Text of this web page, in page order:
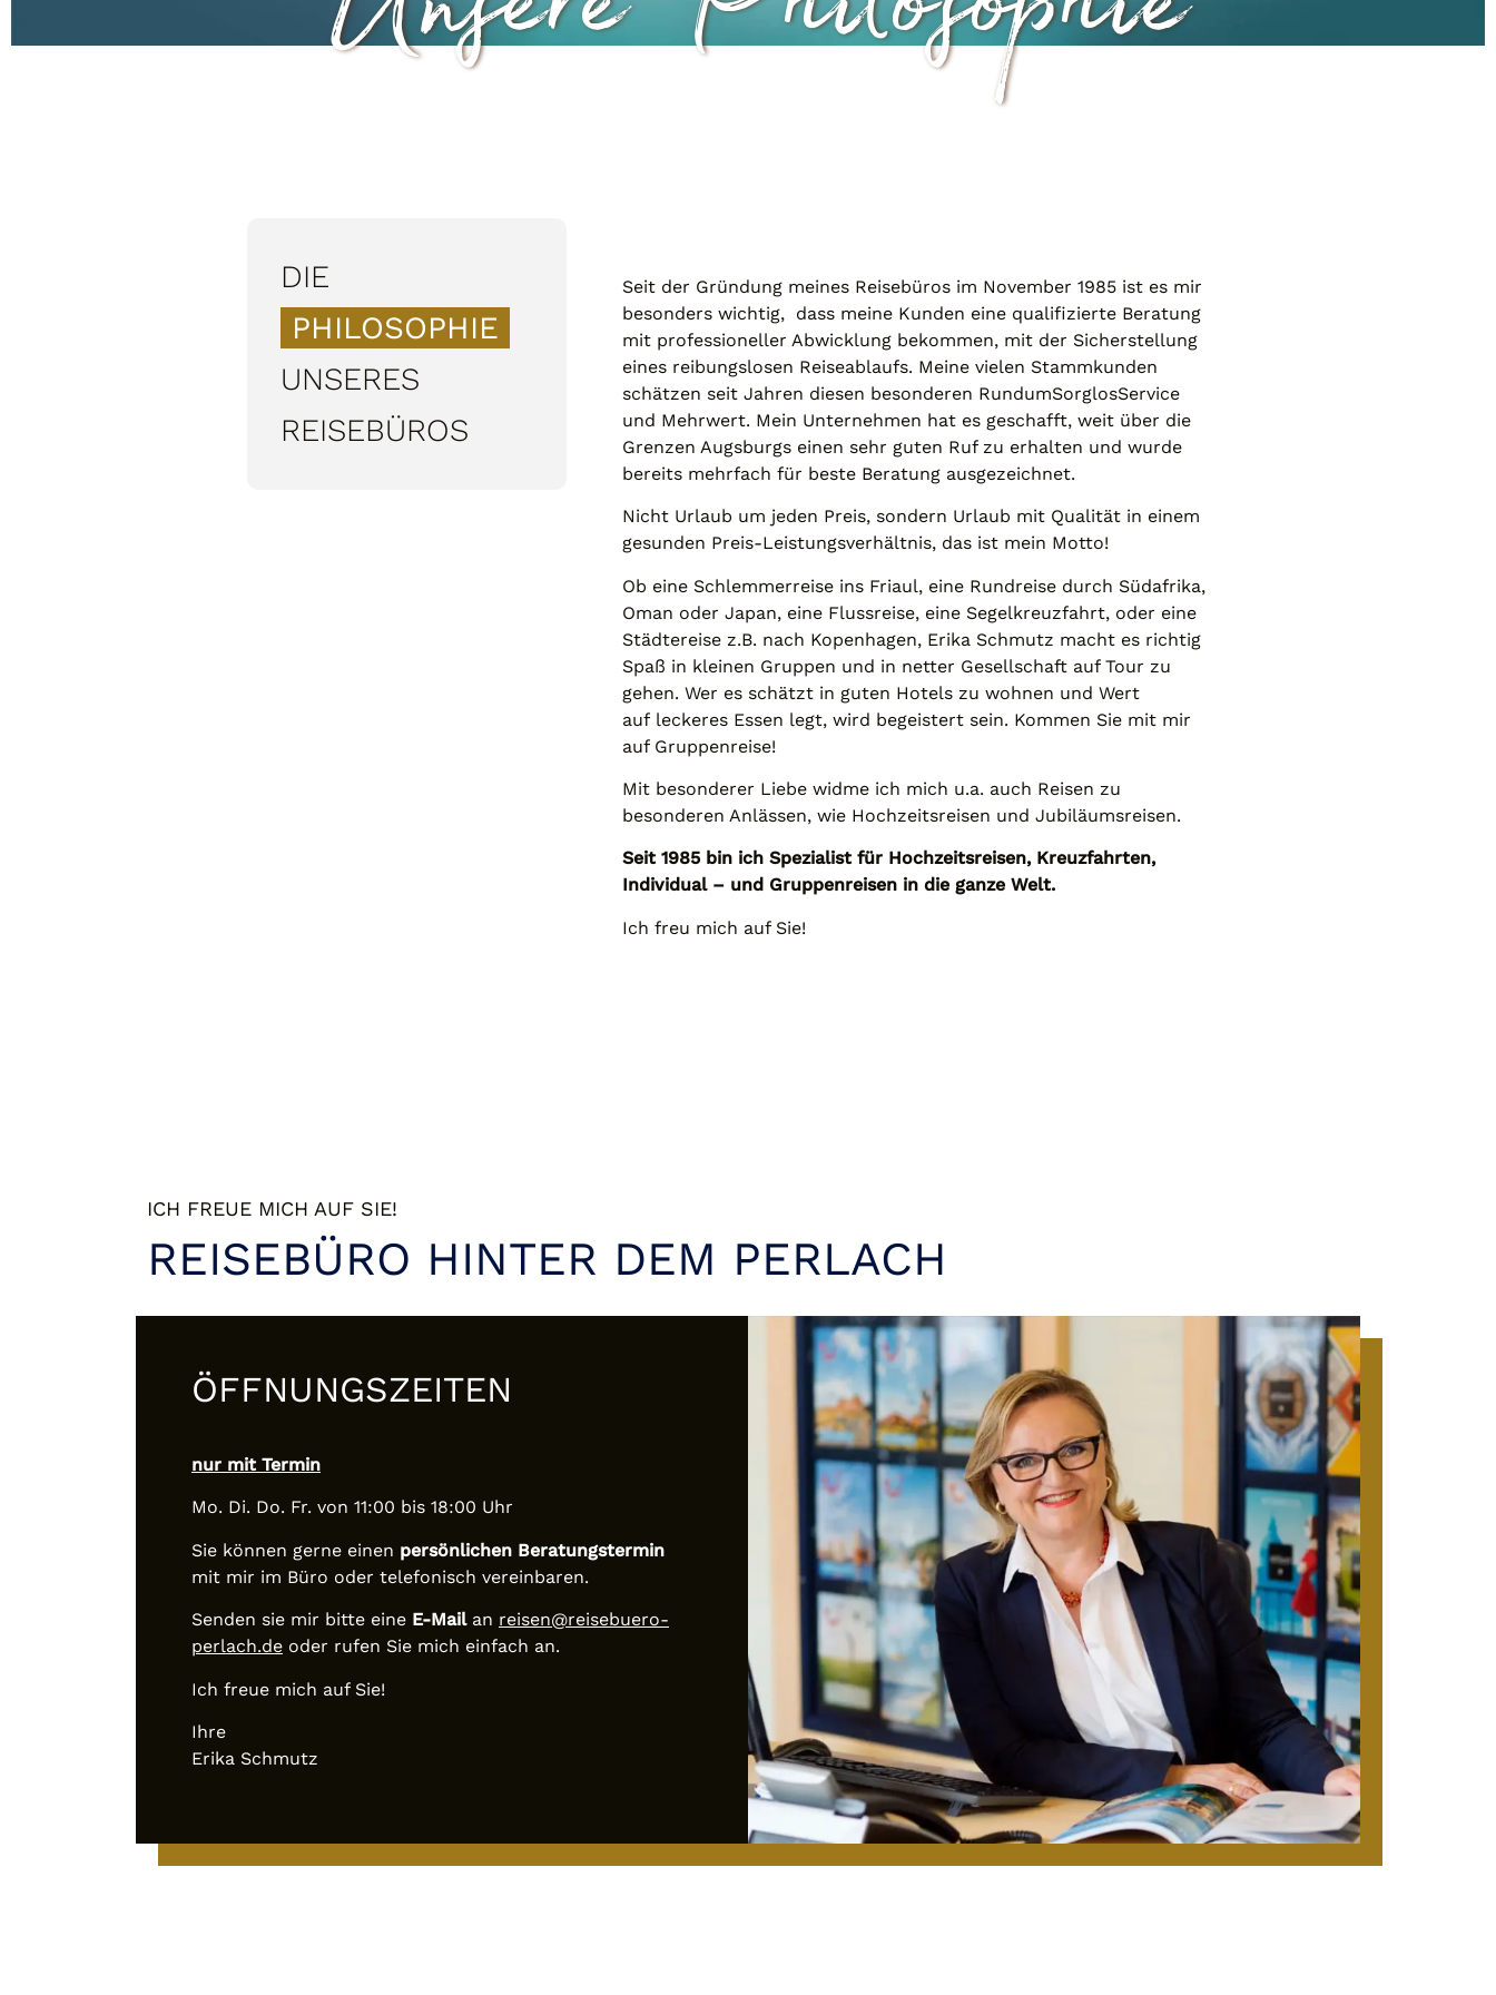
DIE
PHILOSOPHIE
UNSERES
REISEBÜROS
Seit der Gründung meines Reisebüros im November 1985 ist es mir
besonders wichtig, dass meine Kunden eine qualifizierte Beratung
mit professioneller Abwicklung bekommen, mit der Sicherstellung
eines reibungslosen Reiseablaufs. Meine vielen Stammkunden
schätzen seit Jahren diesen besonderen RundumSorglosService
und Mehrwert. Mein Unternehmen hat es geschafft, weit über die
Grenzen Augsburgs einen sehr guten Ruf zu erhalten und wurde
bereits mehrfach für beste Beratung ausgezeichnet.
Nicht Urlaub um jeden Preis, sondern Urlaub mit Qualität in einem
gesunden Preis-Leistungsverhältnis, das ist mein Motto!
Ob eine Schlemmerreise ins Friaul, eine Rundreise durch Südafrika,
Oman oder Japan, eine Flussreise, eine Segelkreuzfahrt, oder eine
Städtereise z.B. nach Kopenhagen, Erika Schmutz macht es richtig
Spaß in kleinen Gruppen und in netter Gesellschaft auf Tour zu
gehen. Wer es schätzt in guten Hotels zu wohnen und Wert
auf leckeres Essen legt, wird begeistert sein. Kommen Sie mit mir
auf Gruppenreise!
Mit besonderer Liebe widme ich mich u.a. auch Reisen zu
besonderen Anlässen, wie Hochzeitsreisen und Jubiläumsreisen.
Seit 1985 bin ich Spezialist für Hochzeitsreisen, Kreuzfahrten,
Individual – und Gruppenreisen in die ganze Welt.
Ich freu mich auf Sie!
ICH FREUE MICH AUF SIE!
REISEBÜRO HINTER DEM PERLACH
ÖFFNUNGSZEITEN
nur mit Termin
Mo. Di. Do. Fr. von 11:00 bis 18:00 Uhr
Sie können gerne einen persönlichen Beratungstermin
mit mir im Büro oder telefonisch vereinbaren.
Senden sie mir bitte eine E-Mail an reisen@reisebuero-
perlach.de oder rufen Sie mich einfach an.
Ich freue mich auf Sie!
Ihre
Erika Schmutz